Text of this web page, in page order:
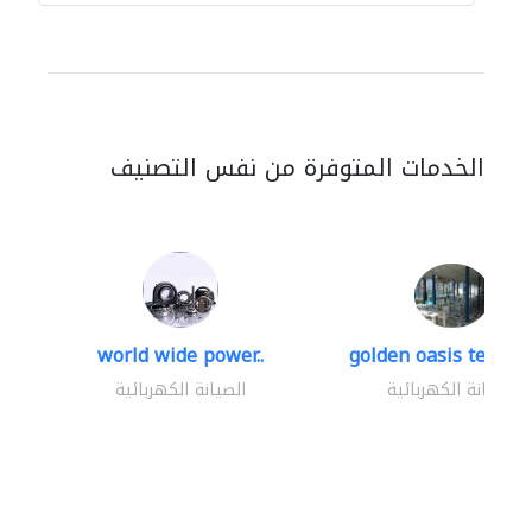
الخدمات المتوفرة من نفس التصنيف
world wide power..
الصيانة الكهربائية
golden oasis
الصيانة الكهربائية